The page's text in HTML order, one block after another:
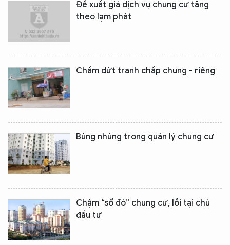
Đề xuất giá dịch vụ chung cư tăng
theo lạm phát
Chấm dứt tranh chấp chung - riêng
Bùng nhùng trong quản lý chung cư
Chậm “sổ đỏ” chung cư, lỗi tại chủ
đầu tư